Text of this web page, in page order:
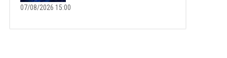
07/08/2026 15:00